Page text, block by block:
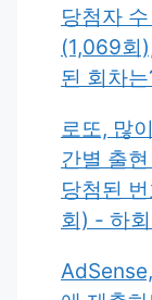
당첨자
(1,069회
된 회차
로또, 많
간별 출
당첨된
회) - 하